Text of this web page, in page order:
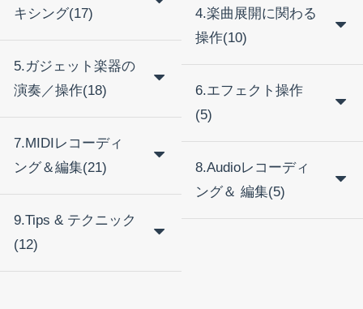
キシング(17)
5.ガジェット楽器の
演奏／操作(18)
7.MIDIレコーディ
ング＆編集(21)
9.Tips & テクニック
(12)
4.楽曲展開に関わる
操作(10)
6.エフェクト操作
(5)
8.Audioレコーディ
ング＆ 編集(5)